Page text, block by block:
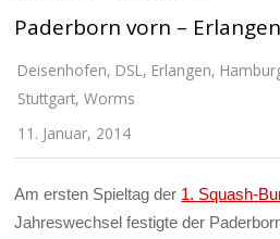
Paderborn vorn –
Deisenhofen, DSL, Erlangen,
Stuttgart,Worms
11. Januar, 2014
Am ersten Spieltag der 1. Squash-
Jahreswechsel festigte der